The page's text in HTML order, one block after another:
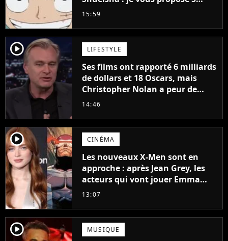
mangas jamais sortis en France
15:59
player2 LIFESTYLE
Ses films ont rapporté 6 milliards
de dollars et 18 Oscars, mais
Christopher Nolan a peur de
tourner un genre de films très
14:46
player2 CINÉMA
Les nouveaux X-Men sont en
approche : après Jean Grey, les
acteurs qui vont jouer Emma
Frost et Cyclope trouvés !
13:07
player2 MUSIQUE